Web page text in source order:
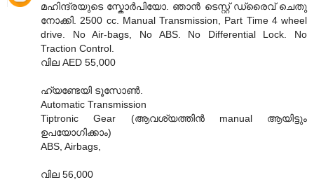
മഹിന്ദ്രയുടെ സ്കോര്‍പിയോ. ഞാന്‍ ടെസ്റ്റ് ഡ്രൈവ് ചെതു
നോക്കി. 2500 cc. Manual Transmission, Part Time 4 wheel
drive. No Air-bags, No ABS. No Differential Lock. No
Traction Control.
വില AED 55,000
ഹ്യണ്ടേയി ടൂസോണ്‍.
Automatic Transmission
Tiptronic Gear (ആവശ്യത്തിന്‍ manual ആയിട്ടും
ഉപയോഗിക്കാം)
ABS, Airbags,
വില 56,000